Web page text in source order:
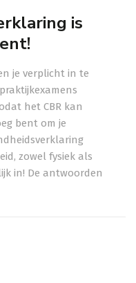
is
je verplicht in te
het CBR kan
bent om je
zowel fysiek als
in! De antwoorden